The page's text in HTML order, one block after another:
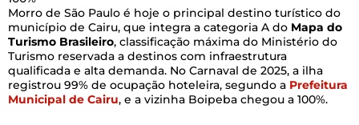
Morro de São Paulo é hoje o principal destino turístico do
município de Cairu, que integra a categoria A do Mapa do
Turismo Brasileiro, classificação máxima do Ministério do
Turismo reservada a destinos com infraestrutura
qualificada e alta demanda. No Carnaval de 2025, a ilha
registrou 99% de ocupação hoteleira, segundo a Prefeitura
Municipal de Cairu, e a vizinha Boipeba chegou a 100%.